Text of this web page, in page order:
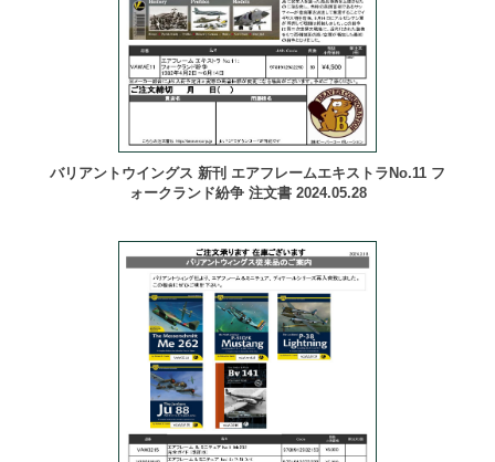
バリアントウイングス 新刊 エアフレームエキストラNo.11 フ
ォークランド紛争 注文書 2024.05.28